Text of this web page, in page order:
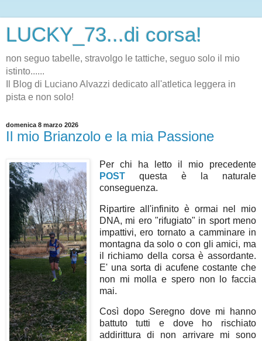
LUCKY_73...di corsa!
non seguo tabelle, stravolgo le tattiche, seguo solo il mio
istinto......
Il Blog di Luciano Alvazzi dedicato all'atletica leggera in
pista e non solo!
domenica 8 marzo 2026
Il mio Brianzolo e la mia Passione
Per chi ha letto il mio precedente
POSTquesta è la naturale
conseguenza.
Ripartire all'infinito è ormai nel mio
DNA, mi ero "rifugiato" in sport meno
impattivi, ero tornato a camminare in
montagna da solo o con gli amici, ma
il richiamo della corsa è assordante.
E' una sorta di acufene costante che
non mi molla e spero non lo faccia
mai.
Così dopo Seregno dove mi hanno
battuto tutti e dove ho rischiato
addirittura di non arrivare mi sono